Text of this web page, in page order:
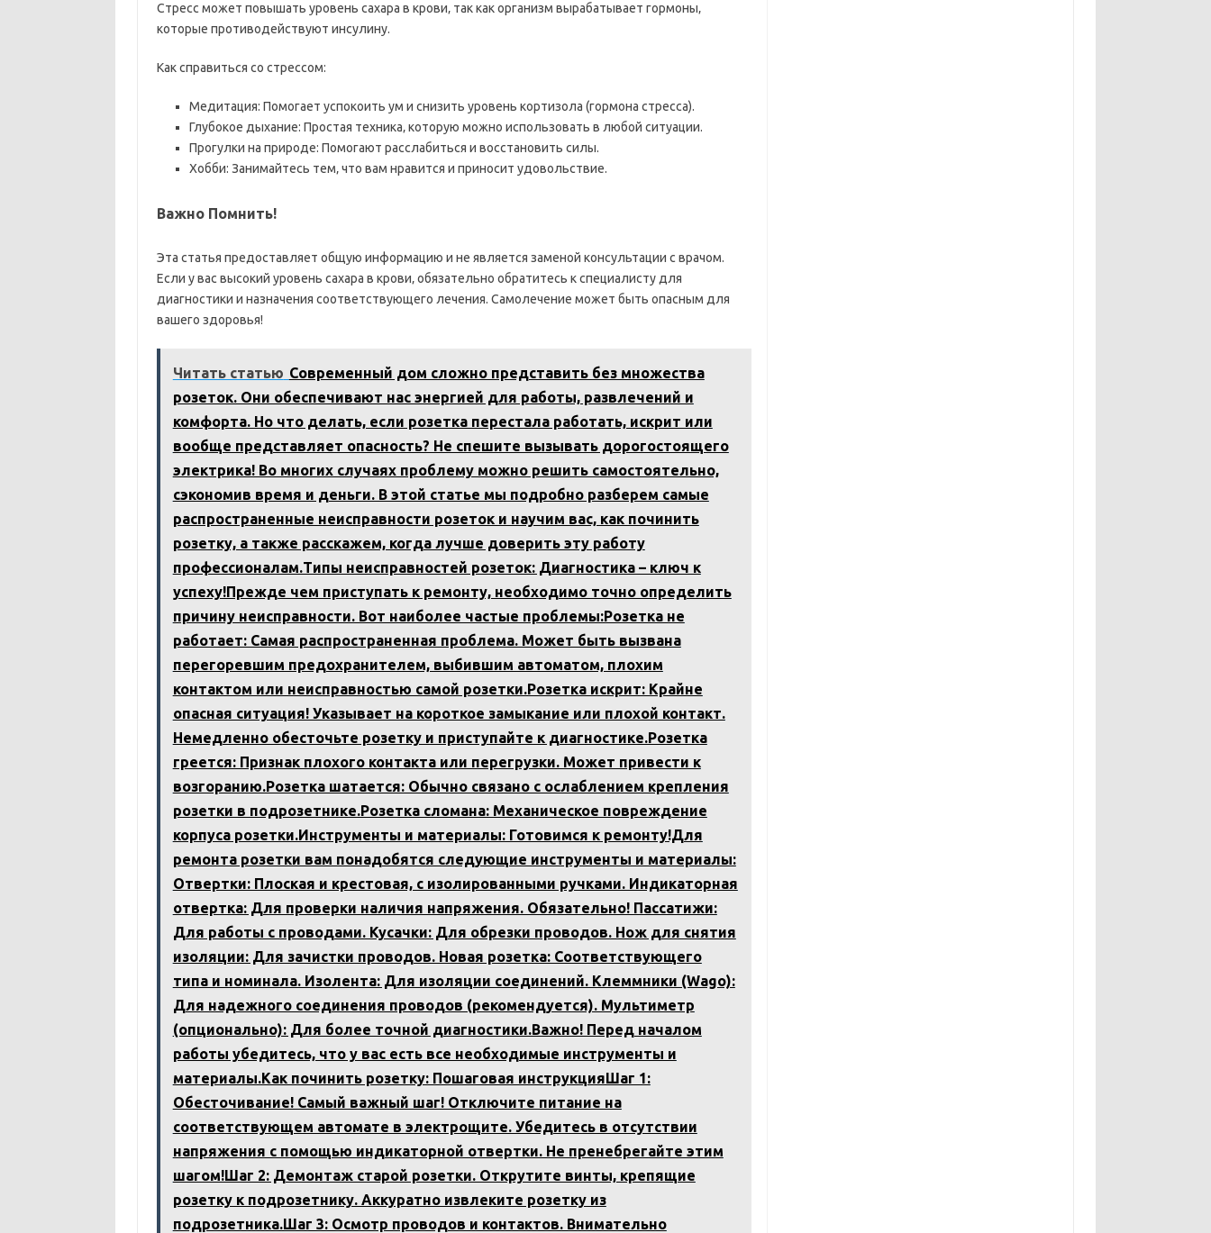
Стресс может повышать уровень сахара в крови‚ так как организм вырабатывает гормоны‚
которые противодействуют инсулину.
Как справиться со стрессом:
Медитация: Помогает успокоить ум и снизить уровень кортизола (гормона стресса).
Глубокое дыхание: Простая техника‚ которую можно использовать в любой ситуации.
Прогулки на природе: Помогают расслабиться и восстановить силы.
Хобби: Занимайтесь тем‚ что вам нравится и приносит удовольствие.
Важно Помнить!
Эта статья предоставляет общую информацию и не является заменой консультации с врачом.
Если у вас высокий уровень сахара в крови‚ обязательно обратитесь к специалисту для
диагностики и назначения соответствующего лечения. Самолечение может быть опасным для
вашего здоровья!
Читать статью Современный дом сложно представить без множества
розеток. Они обеспечивают нас энергией для работы, развлечений и
комфорта. Но что делать, если розетка перестала работать, искрит или
вообще представляет опасность? Не спешите вызывать дорогостоящего
электрика! Во многих случаях проблему можно решить самостоятельно,
сэкономив время и деньги. В этой статье мы подробно разберем самые
распространенные неисправности розеток и научим вас, как починить
розетку, а также расскажем, когда лучше доверить эту работу
профессионалам.Типы неисправностей розеток: Диагностика – ключ к
успеху!Прежде чем приступать к ремонту, необходимо точно определить
причину неисправности. Вот наиболее частые проблемы:Розетка не
работает: Самая распространенная проблема. Может быть вызвана
перегоревшим предохранителем, выбившим автоматом, плохим
контактом или неисправностью самой розетки.Розетка искрит: Крайне
опасная ситуация! Указывает на короткое замыкание или плохой контакт.
Немедленно обесточьте розетку и приступайте к диагностике.Розетка
греется: Признак плохого контакта или перегрузки. Может привести к
возгоранию.Розетка шатается: Обычно связано с ослаблением крепления
розетки в подрозетнике.Розетка сломана: Механическое повреждение
корпуса розетки.Инструменты и материалы: Готовимся к ремонту!Для
ремонта розетки вам понадобятся следующие инструменты и материалы:
Отвертки: Плоская и крестовая, с изолированными ручками. Индикаторная
отвертка: Для проверки наличия напряжения. Обязательно! Пассатижи:
Для работы с проводами. Кусачки: Для обрезки проводов. Нож для снятия
изоляции: Для зачистки проводов. Новая розетка: Соответствующего
типа и номинала. Изолента: Для изоляции соединений. Клеммники (Wago):
Для надежного соединения проводов (рекомендуется). Мультиметр
(опционально): Для более точной диагностики.Важно! Перед началом
работы убедитесь, что у вас есть все необходимые инструменты и
материалы.Как починить розетку: Пошаговая инструкцияШаг 1:
Обесточивание! Самый важный шаг! Отключите питание на
соответствующем автомате в электрощите. Убедитесь в отсутствии
напряжения с помощью индикаторной отвертки. Не пренебрегайте этим
шагом!Шаг 2: Демонтаж старой розетки. Открутите винты, крепящие
розетку к подрозетнику. Аккуратно извлеките розетку из
подрозетника.Шаг 3: Осмотр проводов и контактов. Внимательно